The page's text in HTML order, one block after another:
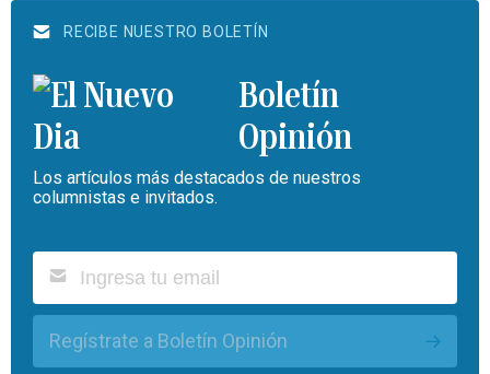
RECIBE NUESTRO BOLETÍN
Boletín
Opinión
Los artículos más destacados de nuestros
columnistas e invitados.
Regístrate a Boletín Opinión